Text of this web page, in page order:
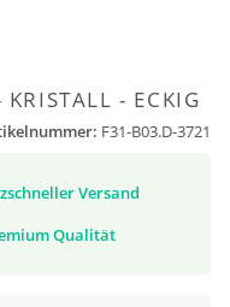
- ECKIG
F31-B03.D-3721
Versand
Qualität